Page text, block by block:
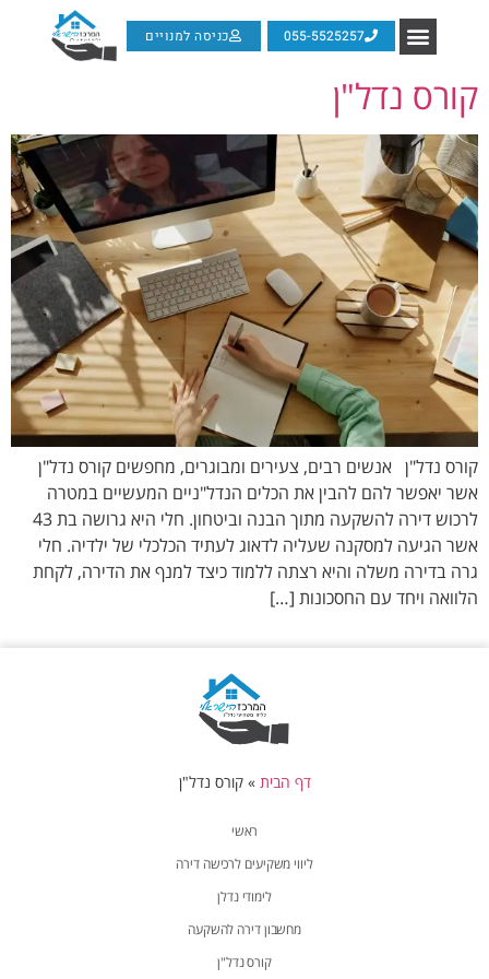
055-5525257 כניסה למנויים
קורס נדל"ן
קורס נדל"ן אנשים רבים, צעירים ומבוגרים, מחפשים קורס נדל"ן
אשר יאפשר להם להבין את הכלים הנדל"ניים המעשיים במטרה
לרכוש דירה להשקעה מתוך הבנה וביטחון. חלי היא גרושה בת 43
אשר הגיעה למסקנה שעליה לדאוג לעתיד הכלכלי של ילדיה. חלי
גרה בדירה משלה והיא רצתה ללמוד כיצד למנף את הדירה, לקחת
הלוואה ויחד עם החסכונות […]
ראשי
ליווי משקיעים לרכישה דירה
לימודי נדלן
מחשבון דירה להשקעה
קורס נדל"ן
דף הבית »קורס נדל"ן